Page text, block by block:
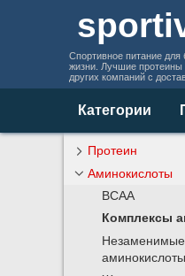
Спортивное питание для
жизни. Лучшие протеины
других компаний с
Категории
Протеин
Аминокислоты
BCAA
Комплексы
Незаменимые
аминокислоты